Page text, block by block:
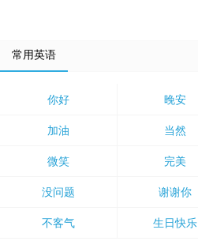
常用英语
你好 晚安
加油 当然
微笑 完美
没问题 谢谢你
不客气 生日快乐